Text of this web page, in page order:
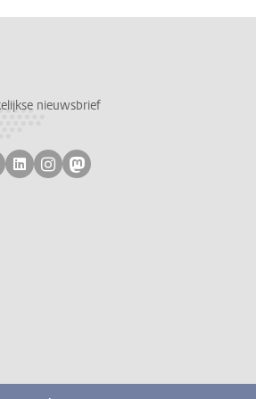
nieuwsbrief
bluesky
op facebook
ons op youtube
Volg ons op linkedin
Volg ons op instagram
Volg ons op mastodon